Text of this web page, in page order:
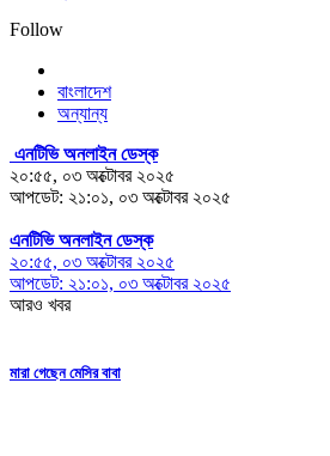
Follow
বাংলাদেশ
অন্যান্য
এনটিভি অনলাইন ডেস্ক
২০:৫৫, ০৩ অক্টোবর ২০২৫
আপডেট: ২১:০১, ০৩ অক্টোবর ২০২৫
এনটিভি অনলাইন ডেস্ক
২০:৫৫, ০৩ অক্টোবর ২০২৫
আপডেট: ২১:০১, ০৩ অক্টোবর ২০২৫
আরও খবর
মারা গেছেন মেসির বাবা